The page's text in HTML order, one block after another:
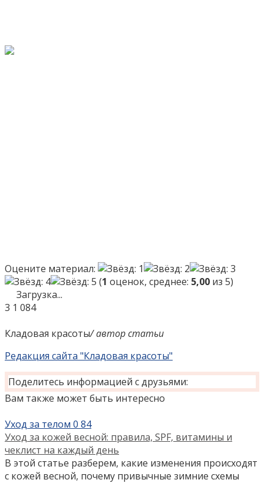
Оцените материал:
(1 оценок, среднее: 5,00 из 5)
Загрузка...
3 1 084
Кладовая красоты/ автор статьи
Редакция сайта "Кладовая красоты"
Поделитесь информацией с друзьями:
Вам также может быть интересно
Уход за телом 0 84
Уход за кожей весной: правила, SPF, витамины и
чеклист на каждый день
В этой статье разберем, какие изменения происходят
с кожей весной, почему привычные зимние схемы